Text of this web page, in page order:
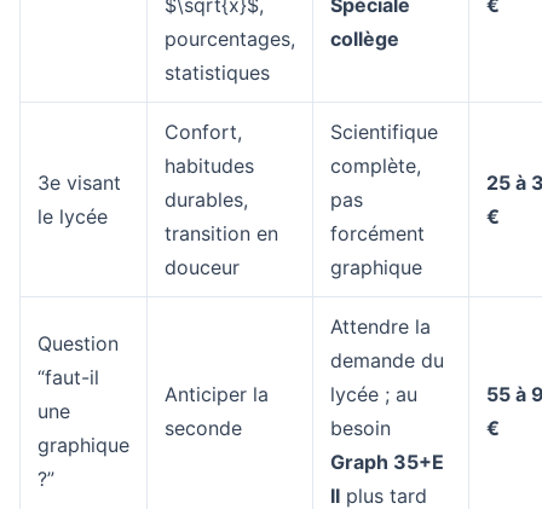
$\sqrt{x}$,
pourcentages,
statistiques
Spéciale
collège
€
3e visant
le lycée
Confort,
habitudes
durables,
transition en
douceur
Scientifique
complète,
pas
forcément
graphique
25 à
€
Question
“faut-il
une
graphique
?”
Anticiper la
seconde
Attendre la
demande du
lycée ; au
besoin
Graph 35+E
II plus tard
55 à
€